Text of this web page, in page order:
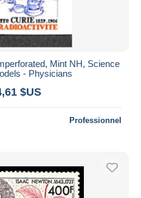
Mint NH, Science
- Physicians
$US
Professionnel